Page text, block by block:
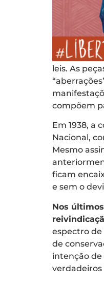
leis. As
compõem
Em 1938, a
Nacional,
Mesmo
ficam
e sem o
Nos
espectro de
de
intenção de
verdadeiros